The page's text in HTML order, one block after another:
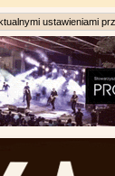
ustawieniami